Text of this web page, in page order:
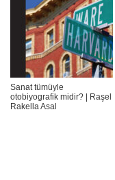
Sanat tümüyle
otobiyografik midir? | Raşel
Rakella Asal